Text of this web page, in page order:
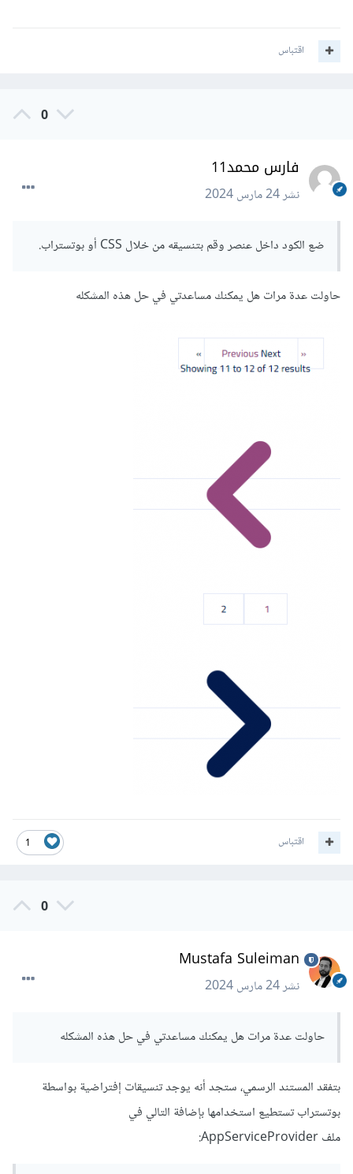
اقتباس
0
فارس محمد11
نشر24 مارس 2024
ضع الكود داخل عنصر وقم بتنسيقه من خلال CSS أو بوتستراب.
حاولت عدة مرات هل يمكنك مساعدتي في حل هذه المشكله
1 اقتباس
0
Mustafa Suleiman
نشر24 مارس 2024
حاولت عدة مرات هل يمكنك مساعدتي في حل هذه المشكله
بتفقد المستند الرسمي، ستجد أنه يوجد تنسيقات إفتراضية بواسطة
بوتستراب تستطيع استخدامها بإضافة التالي في
ملف AppServiceProvider: